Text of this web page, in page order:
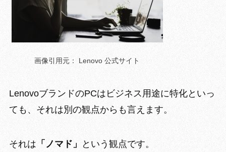
画像引用元： Lenovo 公式サイト
LenovoブランドのPCはビジネス用途に特化といっ
ても、それは別の観点からも言えます。
それは 「ノマド」 という観点です。